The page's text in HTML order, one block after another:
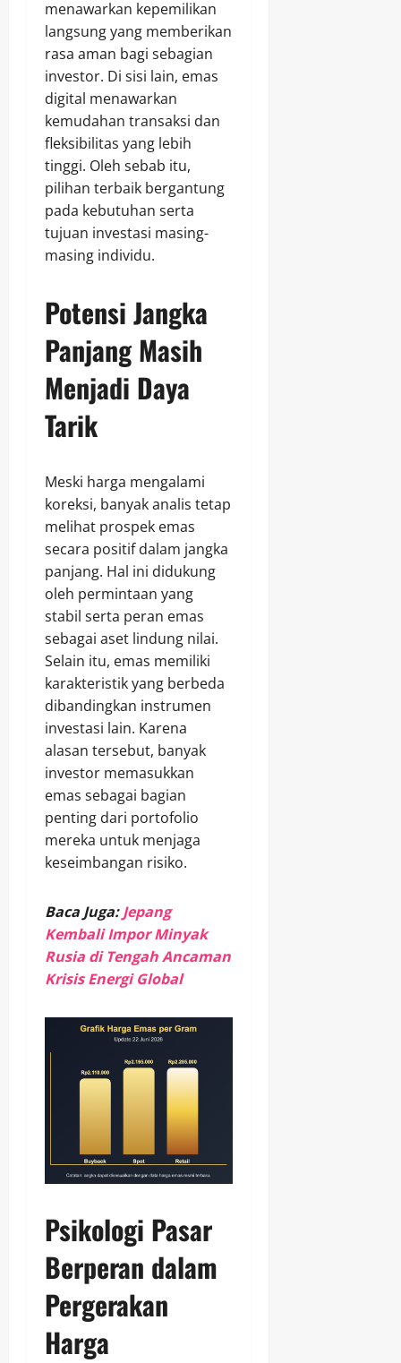
menawarkan kepemilikan
langsung yang memberikan
rasa aman bagi sebagian
investor. Di sisi lain, emas
digital menawarkan
kemudahan transaksi dan
fleksibilitas yang lebih
tinggi. Oleh sebab itu,
pilihan terbaik bergantung
pada kebutuhan serta
tujuan investasi masing-
masing individu.
Potensi Jangka
Panjang Masih
Menjadi Daya
Tarik
Meski harga mengalami
koreksi, banyak analis tetap
melihat prospek emas
secara positif dalam jangka
panjang. Hal ini didukung
oleh permintaan yang
stabil serta peran emas
sebagai aset lindung nilai.
Selain itu, emas memiliki
karakteristik yang berbeda
dibandingkan instrumen
investasi lain. Karena
alasan tersebut, banyak
investor memasukkan
emas sebagai bagian
penting dari portofolio
mereka untuk menjaga
keseimbangan risiko.
Baca Juga: Jepang
Kembali Impor Minyak
Rusia di Tengah Ancaman
Krisis Energi Global
Psikologi Pasar
Berperan dalam
Pergerakan
Harga